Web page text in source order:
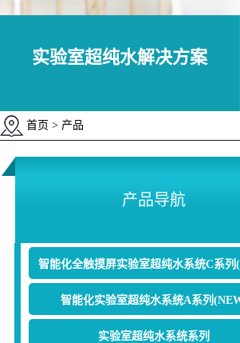
实验室超纯水解决方案
首页 > 产品
产品导航
智能化全触摸屏实验室超纯水系统C系列
智能化实验室超纯水系统A系列
实验室超纯水系统系列